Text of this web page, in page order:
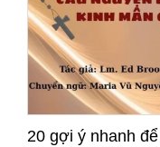
20 gợi ý nhanh